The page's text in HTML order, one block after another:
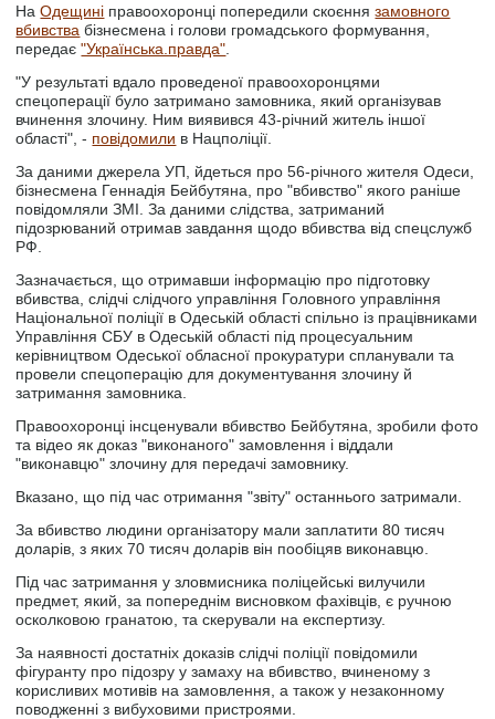
НаОдещині правоохоронці попередили скоєннязамовного
вбивства бізнесмена і голови громадського формування,
передає"Українська.правда"
"У результаті вдало проведеної правоохоронцями
спецоперації було затримано замовника, який організував
вчинення злочину. Ним виявився 43-річний житель іншої
області", - повідомили в Нацполіції.
За даними джерела УП, йдеться про 56-річного жителя Одеси,
бізнесмена Геннадія Бейбутяна, про "вбивство" якого раніше
повідомляли ЗМІ. За даними слідства, затриманий
підозрюваний отримав завдання щодо вбивства від спецслужб
РФ.
Зазначається, що отримавши інформацію про підготовку
вбивства, слідчі слідчого управління Головного управління
Національної поліції в Одеській області спільно із працівниками
Управління СБУ в Одеській області під процесуальним
керівництвом Одеської обласної прокуратури спланували та
провели спецоперацію для документування злочину й
затримання замовника.
Правоохоронці інсценували вбивство Бейбутяна, зробили фото
та відео як доказ "виконаного" замовлення і віддали
"виконавцю" злочину для передачі замовнику.
Вказано, що під час отримання "звіту" останнього затримали.
За вбивство людини організатору мали заплатити 80 тисяч
доларів, з яких 70 тисяч доларів він пообіцяв виконавцю.
Під час затримання у зловмисника поліцейські вилучили
предмет, який, за попереднім висновком фахівців, є ручною
осколковою гранатою, та скерували на експертизу.
За наявності достатніх доказів слідчі поліції повідомили
фігуранту про підозру у замаху на вбивство, вчиненому з
корисливих мотивів на замовлення, а також у незаконному
поводженні з вибуховими пристроями.